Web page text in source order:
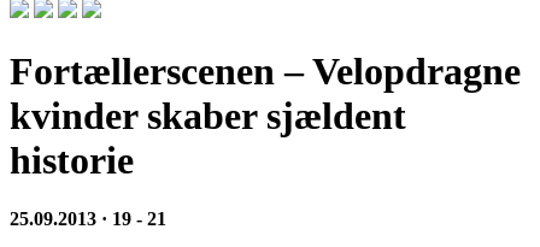
Fortællerscenen – Velopdragne
kvinder skaber sjældent
historie
25.09.2013 · 19 - 21